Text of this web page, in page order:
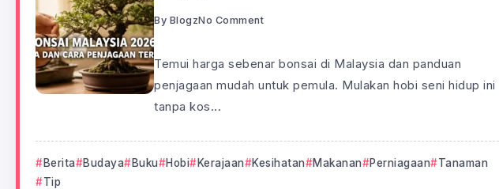
By BlogzNo Comment
Temui harga sebenar bonsai di Malaysia dan panduan
penjagaan mudah untuk pemula. Mulakan hobi seni hidup ini
tanpa kos...
Berita Budaya Buku Hobi Kerajaan Kesihatan Makanan Perniagaan
Tanaman
Tip